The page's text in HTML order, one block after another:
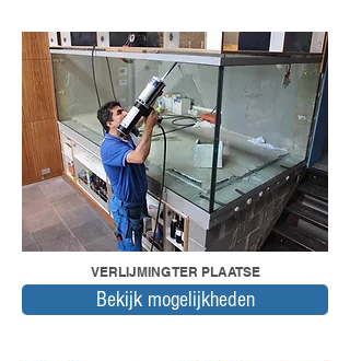
VERLIJMING TER PLAATSE
Bekijk mogelijkheden